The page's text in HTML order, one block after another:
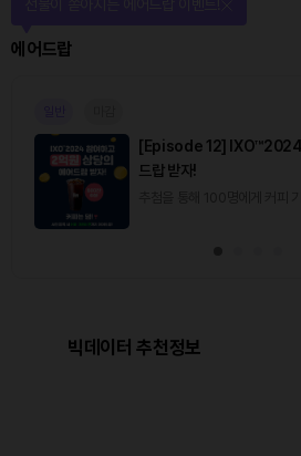
에어드랍
[Episode 12] IXO™2024
드랍 받자!
빅데이터 추천정보